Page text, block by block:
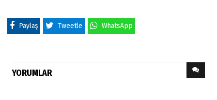
Paylaş Tweetle WhatsApp
YORUMLAR